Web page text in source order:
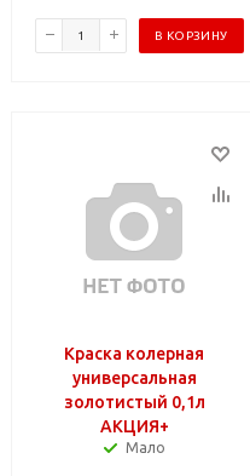
В КОРЗИНУ
Краска колерная
универсальная
золотистый 0,1л
АКЦИЯ+
Мало